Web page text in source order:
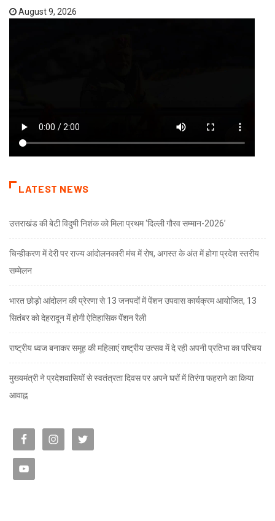
August 9, 2026
LATEST NEWS
उत्तराखंड की बेटी विदुषी निशंक को मिला प्रथम ‘दिल्ली गौरव सम्मान-2026’
चिन्हीकरण में देरी पर राज्य आंदोलनकारी मंच में रोष, अगस्त के अंत में होगा प्रदेश स्तरीय
सम्मेलन
भारत छोड़ो आंदोलन की प्रेरणा से 13 जनपदों में पेंशन उपवास कार्यक्रम आयोजित, 13
सितंबर को देहरादून में होगी ऐतिहासिक पेंशन रैली
राष्ट्रीय ध्वज बनाकर समूह की महिलाएं राष्ट्रीय उत्सव में दे रही अपनी प्रतिभा का परिचय
मुख्यमंत्री ने प्रदेशवासियों से स्वतंत्रता दिवस पर अपने घरों में तिरंगा फहराने का किया
आवाह्न